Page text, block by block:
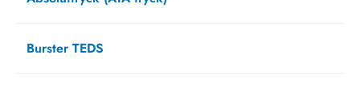
Burster TEDS